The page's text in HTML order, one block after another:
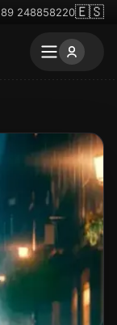
248858220🇪🇸